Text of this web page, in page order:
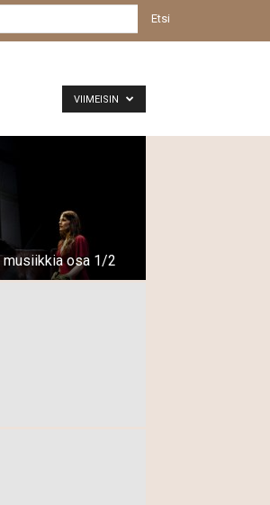
Etsi
VIIMEISIN
musiikkia osa 1/2